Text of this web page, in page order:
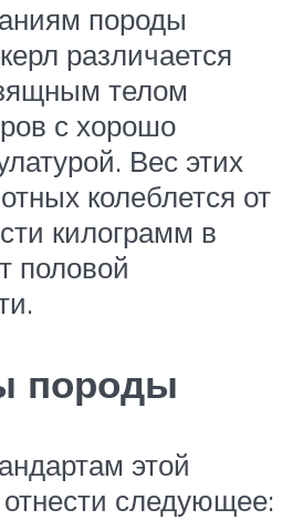
породы
различается
телом
с хорошо
Вес этих
колеблется от
килограмм в
половой
породы
этой
следующее: